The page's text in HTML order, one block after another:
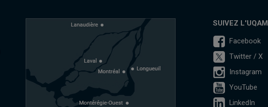
SUIVEZ L'UQAM
Facebook
Twitter / X
Instagram
YouTube
LinkedIn